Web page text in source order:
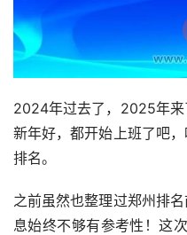
2024年过去了，2025年来
新年好，都开始上班了吧
排名。
之前虽然也整理过郑州排
息始终不够有参考性！这